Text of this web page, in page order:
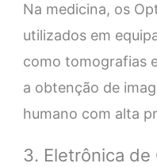
Na medicina, os
utilizados em
como tomografias
a obtenção de
humano com alta
3. Eletrônica de